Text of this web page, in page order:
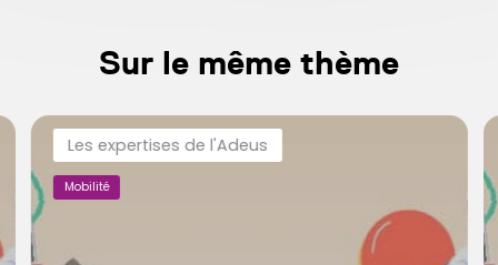
Sur le même thème
Les expertises de l'Adeus
Mobilité